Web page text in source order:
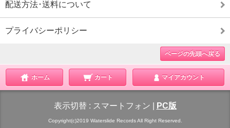
配送方法･送料について
プライバシーポリシー
ページの先頭へ戻る
ホーム カート マイアカウント
表示切替 : スマートフォン PC版
Copyright(c)2019 Waterslide Records All Right Reserved.